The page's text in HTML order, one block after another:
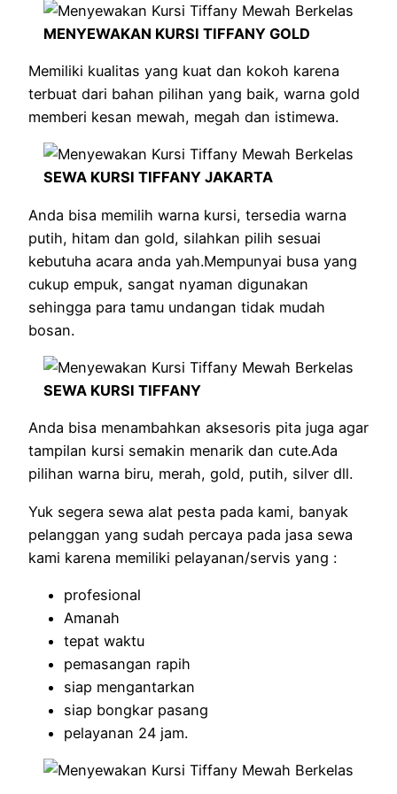
MENYEWAKAN KURSI TIFFANY GOLD
Memiliki kualitas yang kuat dan kokoh karena
terbuat dari bahan pilihan yang baik, warna gold
memberi kesan mewah, megah dan istimewa.
SEWA KURSI TIFFANY JAKARTA
Anda bisa memilih warna kursi, tersedia warna
putih, hitam dan gold, silahkan pilih sesuai
kebutuha acara anda yah.Mempunyai busa yang
cukup empuk, sangat nyaman digunakan
sehingga para tamu undangan tidak mudah
bosan.
SEWA KURSI TIFFANY
Anda bisa menambahkan aksesoris pita juga agar
tampilan kursi semakin menarik dan cute.Ada
pilihan warna biru, merah, gold, putih, silver dll.
Yuk segera sewa alat pesta pada kami, banyak
pelanggan yang sudah percaya pada jasa sewa
kami karena memiliki pelayanan/servis yang :
profesional
Amanah
tepat waktu
pemasangan rapih
siap mengantarkan
siap bongkar pasang
pelayanan 24 jam.